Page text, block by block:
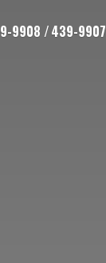
9908 / 439-9907